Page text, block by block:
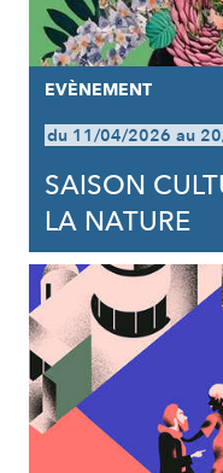
EVÈNEMENT
du 11/04/2026 au
SAISON
LA NATURE